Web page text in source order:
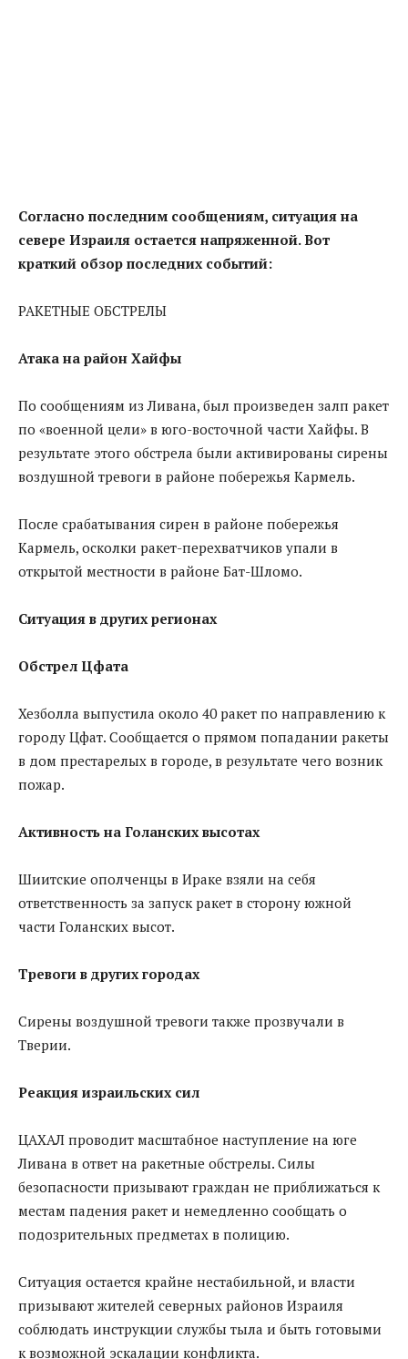
Согласно последним сообщениям, ситуация на
севере Израиля остается напряженной. Вот
краткий обзор последних событий:
РАКЕТНЫЕ ОБСТРЕЛЫ
Атака на район Хайфы
По сообщениям из Ливана, был произведен залп ракет
по «военной цели» в юго-восточной части Хайфы. В
результате этого обстрела были активированы сирены
воздушной тревоги в районе побережья Кармель.
После срабатывания сирен в районе побережья
Кармель, осколки ракет-перехватчиков упали в
открытой местности в районе Бат-Шломо.
Ситуация в других регионах
Обстрел Цфата
Хезболла выпустила около 40 ракет по направлению к
городу Цфат. Сообщается о прямом попадании ракеты
в дом престарелых в городе, в результате чего возник
пожар.
Активность на Голанских высотах
Шиитские ополченцы в Ираке взяли на себя
ответственность за запуск ракет в сторону южной
части Голанских высот.
Тревоги в других городах
Сирены воздушной тревоги также прозвучали в
Тверии.
Реакция израильских сил
ЦАХАЛ проводит масштабное наступление на юге
Ливана в ответ на ракетные обстрелы. Силы
безопасности призывают граждан не приближаться к
местам падения ракет и немедленно сообщать о
подозрительных предметах в полицию.
Ситуация остается крайне нестабильной, и власти
призывают жителей северных районов Израиля
соблюдать инструкции службы тыла и быть готовыми
к возможной эскалации конфликта.